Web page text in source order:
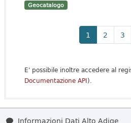
Geocatalogo
1 2 3
E' possibile inoltre accedere al
Documentazione API).
Informazioni Dati Alto Adige